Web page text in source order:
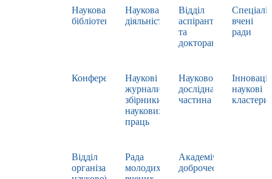
Наукова
бібліотека
Наукова
діяльність
Відділ
аспірантури
та
докторантури
вчені
ради
Конференції
Наукові
журнали,
збірники
наукових
праць
Науково-
дослідна
частина
наукові
кластери
Відділ
організації
Рада
молодих
Академічна
доброчесність